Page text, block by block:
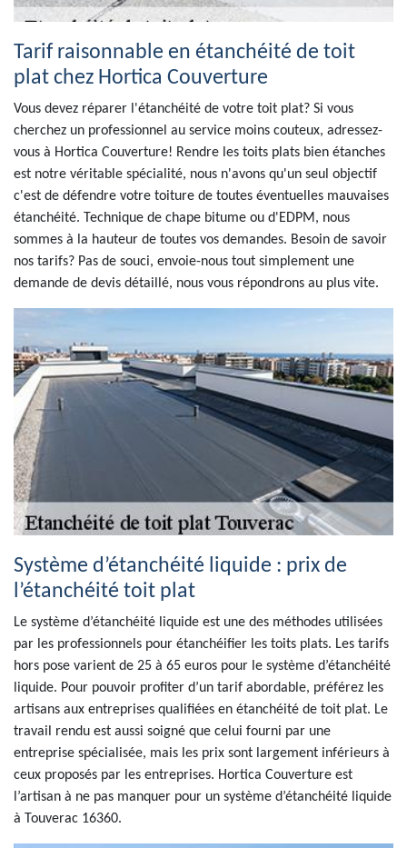
Tarif raisonnable en étanchéité de toit
plat chez Hortica Couverture
Vous devez réparer l'étanchéité de votre toit plat? Si vous
cherchez un professionnel au service moins couteux, adressez-
vous à Hortica Couverture! Rendre les toits plats bien étanches
est notre véritable spécialité, nous n'avons qu'un seul objectif
c'est de défendre votre toiture de toutes éventuelles mauvaises
étanchéité. Technique de chape bitume ou d'EDPM, nous
sommes à la hauteur de toutes vos demandes. Besoin de savoir
nos tarifs? Pas de souci, envoie-nous tout simplement une
demande de devis détaillé, nous vous répondrons au plus vite.
Système d’étanchéité liquide : prix de
l’étanchéité toit plat
Le système d’étanchéité liquide est une des méthodes utilisées
par les professionnels pour étanchéifier les toits plats. Les tarifs
hors pose varient de 25 à 65 euros pour le système d’étanchéité
liquide. Pour pouvoir profiter d’un tarif abordable, préférez les
artisans aux entreprises qualifiées en étanchéité de toit plat. Le
travail rendu est aussi soigné que celui fourni par une
entreprise spécialisée, mais les prix sont largement inférieurs à
ceux proposés par les entreprises. Hortica Couverture est
l’artisan à ne pas manquer pour un système d’étanchéité liquide
à Touverac 16360.